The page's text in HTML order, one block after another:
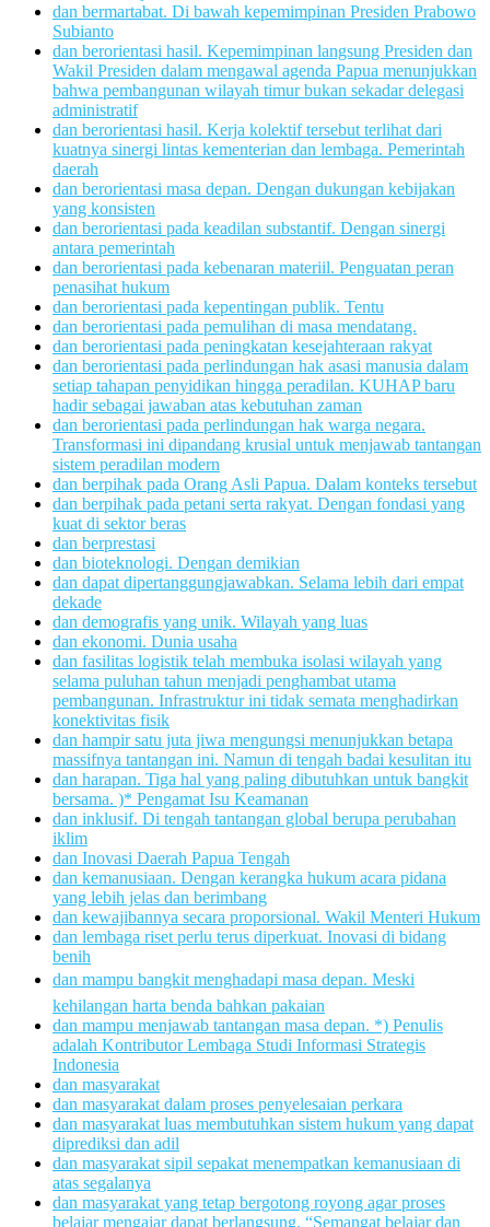
dan bermartabat. Di bawah kepemimpinan Presiden Prabowo
Subianto
dan berorientasi hasil. Kepemimpinan langsung Presiden dan
Wakil Presiden dalam mengawal agenda Papua menunjukkan
bahwa pembangunan wilayah timur bukan sekadar delegasi
administratif
dan berorientasi hasil. Kerja kolektif tersebut terlihat dari
kuatnya sinergi lintas kementerian dan lembaga. Pemerintah
daerah
dan berorientasi masa depan. Dengan dukungan kebijakan
yang konsisten
dan berorientasi pada keadilan substantif. Dengan sinergi
antara pemerintah
dan berorientasi pada kebenaran materiil. Penguatan peran
penasihat hukum
dan berorientasi pada kepentingan publik. Tentu
dan berorientasi pada pemulihan di masa mendatang.
dan berorientasi pada peningkatan kesejahteraan rakyat
dan berorientasi pada perlindungan hak asasi manusia dalam
setiap tahapan penyidikan hingga peradilan. KUHAP baru
hadir sebagai jawaban atas kebutuhan zaman
dan berorientasi pada perlindungan hak warga negara.
Transformasi ini dipandang krusial untuk menjawab tantangan
sistem peradilan modern
dan berpihak pada Orang Asli Papua. Dalam konteks tersebut
dan berpihak pada petani serta rakyat. Dengan fondasi yang
kuat di sektor beras
dan berprestasi
dan bioteknologi. Dengan demikian
dan dapat dipertanggungjawabkan. Selama lebih dari empat
dekade
dan demografis yang unik. Wilayah yang luas
dan ekonomi. Dunia usaha
dan fasilitas logistik telah membuka isolasi wilayah yang
selama puluhan tahun menjadi penghambat utama
pembangunan. Infrastruktur ini tidak semata menghadirkan
konektivitas fisik
dan hampir satu juta jiwa mengungsi menunjukkan betapa
massifnya tantangan ini. Namun di tengah badai kesulitan itu
dan harapan. Tiga hal yang paling dibutuhkan untuk bangkit
bersama. )* Pengamat Isu Keamanan
dan inklusif. Di tengah tantangan global berupa perubahan
iklim
dan Inovasi Daerah Papua Tengah
dan kemanusiaan. Dengan kerangka hukum acara pidana
yang lebih jelas dan berimbang
dan kewajibannya secara proporsional. Wakil Menteri Hukum
dan lembaga riset perlu terus diperkuat. Inovasi di bidang
benih
dan mampu bangkit menghadapi masa depan. Meski
kehilangan harta benda bahkan pakaian
dan mampu menjawab tantangan masa depan. *) Penulis
adalah Kontributor Lembaga Studi Informasi Strategis
Indonesia
dan masyarakat
dan masyarakat dalam proses penyelesaian perkara
dan masyarakat luas membutuhkan sistem hukum yang dapat
diprediksi dan adil
dan masyarakat sipil sepakat menempatkan kemanusiaan di
atas segalanya
dan masyarakat yang tetap bergotong royong agar proses
belajar mengajar dapat berlangsung. “Semangat belajar dan